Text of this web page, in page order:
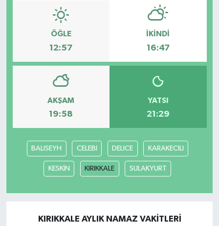
ÖĞLE
12:57
İKINDI
16:47
AKŞAM
19:58
YATSI
21:29
BALISEYH CELEBI DELICE KARAKECILI
KESKİN KIRIKKALE SULAKYURT
KIRIKKALE AYLIK NAMAZ VAKITLERI